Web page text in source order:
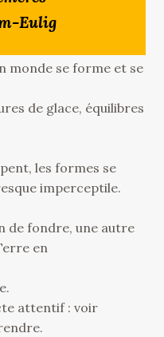
Eulig
monde se forme et se
de glace, équilibres
les formes se
imperceptile.
de fondre, une autre
en
attentif : voir